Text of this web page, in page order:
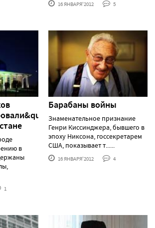
16 ЯНВАРЯ'2012 5
в
1
Барабаны войны
Знаменательное признание
Генри Киссинджера, бывшего в
эпоху Никсона, госсекретарем
США, показывает т......
16 ЯНВАРЯ'2012 4